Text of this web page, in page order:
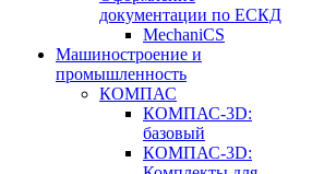
документации по ЕСКД
MechaniCS
Машиностроение и
промышленность
КОМПАС
КОМПАС-3D:
базовый
КОМПАС-3D: